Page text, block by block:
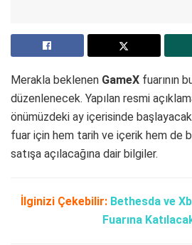
Merakla beklenen GameX fuarının
düzenlenecek. Yapılan resmi
önümüzdeki ay içerisinde
fuar için hem tarih ve içerik hem de
satışa açılacağına dair bilgiler.
İlginizi Çekebilir: Bethesda ve
Fuarına